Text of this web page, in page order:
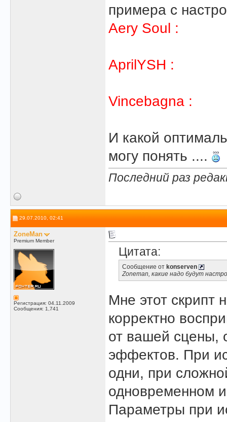
примера с
Aery Soul :
AprilYSH :
Vincebagna :
И какой
могу понять ....
Последний раз
29.07.2010, 02:41
ZoneMan
Premium Member
Регистрация: 04.11.2009
Сообщения: 1,741
Цитата:
Сообщение от konserven
Zoneman, какие надо будут
Мне этот скрипт
корректно
от вашей сцены,
эффектов. При
одни, при
одновременном
Параметры при